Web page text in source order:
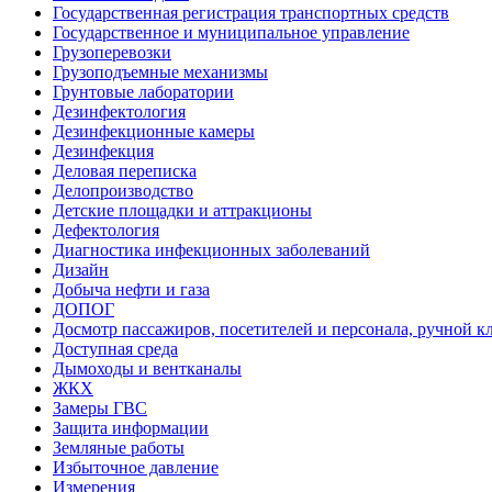
Государственная регистрация транспортных средств
Государственное и муниципальное управление
Грузоперевозки
Грузоподъемные механизмы
Грунтовые лаборатории
Дезинфектология
Дезинфекционные камеры
Дезинфекция
Деловая переписка
Делопроизводство
Детские площадки и аттракционы
Дефектология
Диагностика инфекционных заболеваний
Дизайн
Добыча нефти и газа
ДОПОГ
Досмотр пассажиров, посетителей и персонала, ручной
Доступная среда
Дымоходы и вентканалы
ЖКХ
Замеры ГВС
Защита информации
Земляные работы
Избыточное давление
Измерения